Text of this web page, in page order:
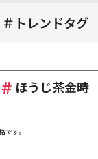
＃トレンドタグ
ほうじ茶金時
す。